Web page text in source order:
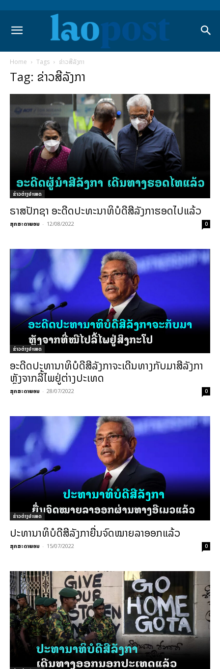
Home Tags ຂ່າວສີລັງກາ
Tag: ຂ່າວສີລັງກາ
ຂ່າວຕ່າງປະເທດ
ຣາສປັກຊາ ອະດີດປະທະນາທິບໍດີສີລັງກາຮອດໄປແລ້ວ
ສຸກສະດາພອນ - 12/08/2022 0
ຂ່າວຕ່າງປະເທດ
ອະດີດປະທານາທິບໍດີສີລັງກາຈະເດີນທາງກັບມາສີລັງກາ
ຫຼັງຈາກລີ້ໄພຢູ່ຕ່າງປະເທດ
ສຸກສະດາພອນ - 28/07/2022 0
ຂ່າວຕ່າງປະເທດ
ປະທານາທິບໍດີສີລັງກາຍື່ນຈົດໝາຍລາອອກແລ້ວ
ສຸກສະດາພອນ - 15/07/2022 0